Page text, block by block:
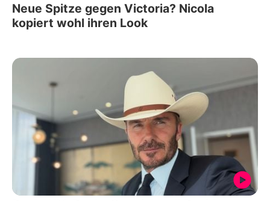
Neue Spitze gegen Victoria? Nicola
kopiert wohl ihren Look